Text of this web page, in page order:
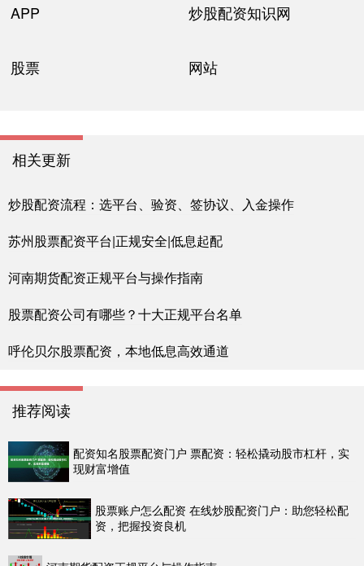
APP 炒股配资知识网
股票 网站
相关更新
炒股配资流程：选平台、验资、签协议、入金操作
苏州股票配资平台|正规安全|低息起配
河南期货配资正规平台与操作指南
股票配资公司有哪些？十大正规平台名单
呼伦贝尔股票配资，本地低息高效通道
推荐阅读
配资知名股票配资门户 票配资：轻松撬动股市杠杆，实
现财富增值
股票账户怎么配资 在线炒股配资门户：助您轻松配
资，把握投资良机